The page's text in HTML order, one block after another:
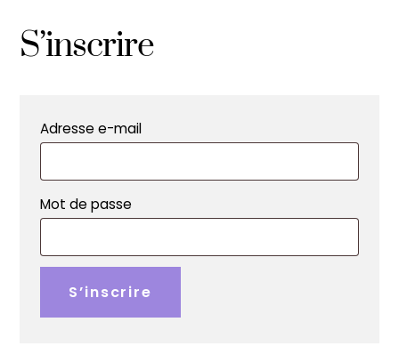
S’inscrire
Adresse e-mail
Mot de passe
S’inscrire